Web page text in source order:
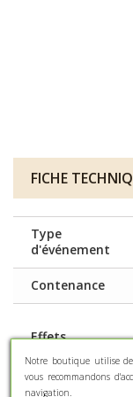
FICHE
Type
d'événement
Contenance
Effets
Notre boutique utilise
vous recommandons
navigation.